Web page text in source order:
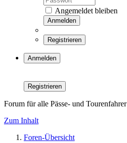
Angemeldet bleiben
Anmelden
Registrieren
Anmelden
Registrieren
Forum für alle Pässe- und Tourenfahrer
Zum Inhalt
Foren-Übersicht